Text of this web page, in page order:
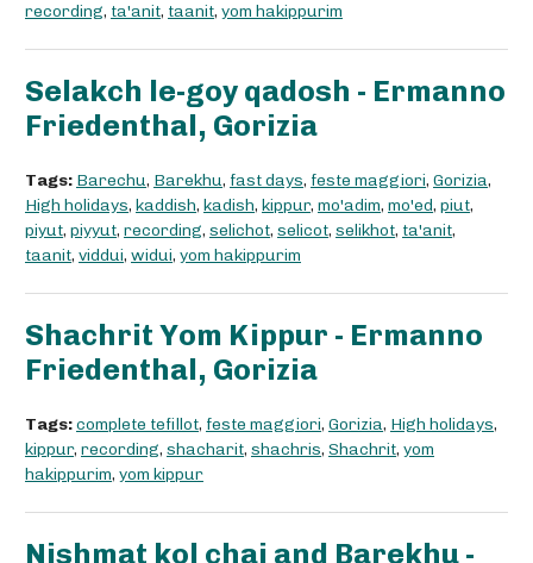
recording, ta'anit, taanit, yom hakippurim
Selakch le-goy qadosh - Ermanno
Friedenthal, Gorizia
Tags: Barechu, Barekhu, fast days, feste maggiori, Gorizia,
High holidays, kaddish, kadish, kippur, mo'adim, mo'ed, piut,
piyut, piyyut, recording, selichot, selicot, selikhot, ta'anit,
taanit, viddui, widui, yom hakippurim
Shachrit Yom Kippur - Ermanno
Friedenthal, Gorizia
Tags:complete tefillot, feste maggiori, Gorizia, High holidays,
kippur, recording, shacharit, shachris, Shachrit, yom
hakippurim, yom kippur
Nishmat kol chai and Barekhu -